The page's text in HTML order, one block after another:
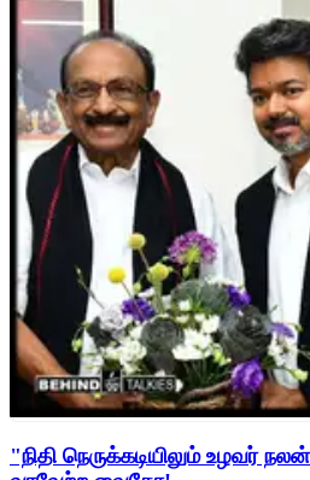
"நிதி நெருக்கடியிலும் உழவர்